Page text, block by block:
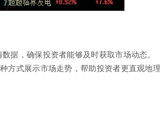
据，确保投资者能够及时获取市场动态。
方式展示市场走势，帮助投资者更直观地